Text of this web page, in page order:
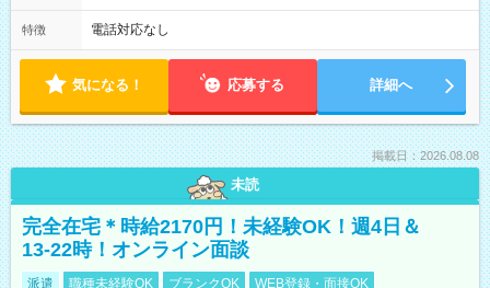
特徴 電話対応なし
気になる！ 応募する 詳細へ
掲載日：2026.08.08
未読
完全在宅＊時給2170円！未経験OK！週4日＆
13-22時！オンライン面談
派遣 職種未経験OK ブランクOK WEB登録・面接OK